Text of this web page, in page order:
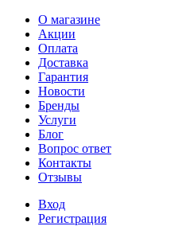
О магазине
Акции
Оплата
Доставка
Гарантия
Новости
Бренды
Услуги
Блог
Вопрос ответ
Контакты
Отзывы
Вход
Регистрация
Для клиентов всех банков
Разбейте
оплатуна части
без переплат